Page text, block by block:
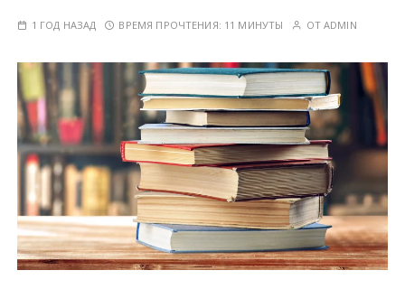
1 ГОД НАЗАД ВРЕМЯ ПРОЧТЕНИЯ: 11 МИНУТЫ ОТ ADMIN